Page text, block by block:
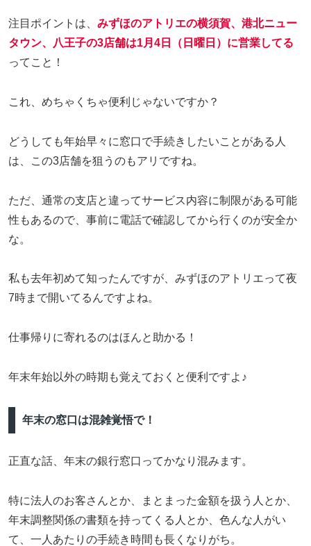
注目ポイントは、 みずほのアトリエの横須賀、港北ニュー
タウン、八王子の3店舗は1月4日（日曜日）に営業してる
ってこと！
これ、めちゃくちゃ便利じゃないですか？
どうしても年始早々に窓口で手続きしたいことがある人
は、この3店舗を狙うのもアリですね。
ただ、通常の支店と違ってサービス内容に制限がある可能
性もあるので、事前に電話で確認してから行くのが安全か
な。
私も去年初めて知ったんですが、みずほのアトリエって夜
7時まで開いてるんですよね。
仕事帰りに寄れるのはほんと助かる！
年末年始以外の時期も覚えておくと便利ですよ♪
年末の窓口は混雑覚悟で！
正直な話、年末の銀行窓口ってかなり混みます。
特に法人のお客さんとか、まとまった金額を扱う人とか、
年末調整関係の書類を持ってくる人とか、色んな人がい
て、一人あたりの手続き時間も長くなりがち。